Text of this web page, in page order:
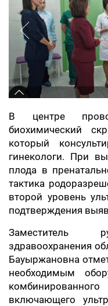
В центре
биохимический
который
гинекологи. При
плода в
тактика
второй уровень
подтверждения
Заместитель
здравоохранения
Бауыржановна
необходимым
включающего